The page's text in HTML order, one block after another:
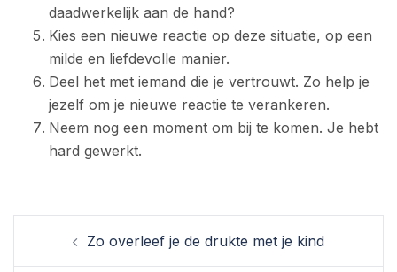
daadwerkelijk aan de hand?
Kies een nieuwe reactie op deze situatie, op een
milde en liefdevolle manier.
Deel het met iemand die je vertrouwt. Zo help je
jezelf om je nieuwe reactie te verankeren.
Neem nog een moment om bij te komen. Je hebt
hard gewerkt.
Berichtnavigatie
Zo overleef je de drukte met je kind